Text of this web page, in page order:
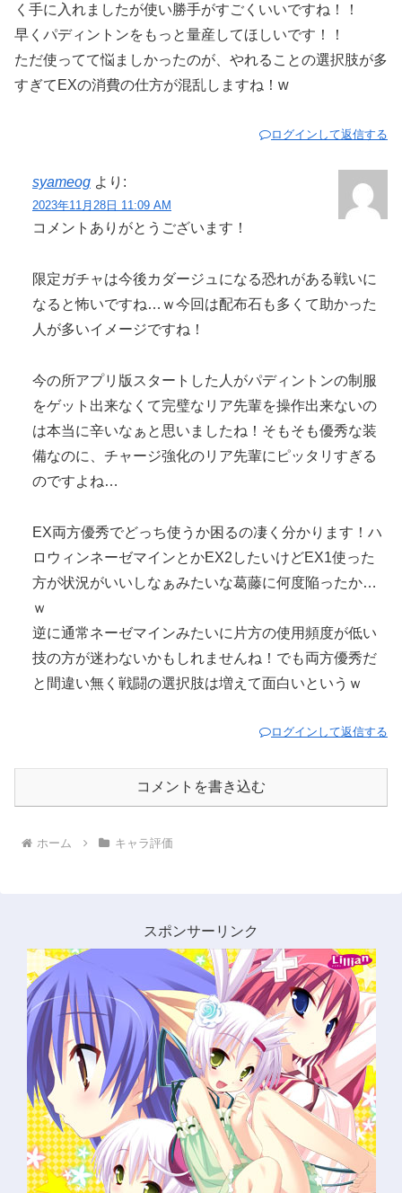
く手に入れましたが使い勝手がすごくいいですね！！
早くパディントンをもっと量産してほしいです！！
ただ使ってて悩ましかったのが、やれることの選択肢が多
すぎてEXの消費の仕方が混乱しますね！w
ログインして返信する
syameog より:
2023年11月28日 11:09 AM
コメントありがとうございます！
限定ガチャは今後カダージュになる恐れがある戦いに
なると怖いですね…ｗ今回は配布石も多くて助かった
人が多いイメージですね！
今の所アプリ版スタートした人がパディントンの制服
をゲット出来なくて完璧なリア先輩を操作出来ないの
は本当に辛いなぁと思いましたね！そもそも優秀な装
備なのに、チャージ強化のリア先輩にピッタリすぎる
のですよね…
EX両方優秀でどっち使うか困るの凄く分かります！ハ
ロウィンネーゼマインとかEX2したいけどEX1使った
方が状況がいいしなぁみたいな葛藤に何度陥ったか…
ｗ
逆に通常ネーゼマインみたいに片方の使用頻度が低い
技の方が迷わないかもしれませんね！でも両方優秀だ
と間違い無く戦闘の選択肢は増えて面白いというｗ
ログインして返信する
コメントを書き込む
ホーム キャラ評価
スポンサーリンク